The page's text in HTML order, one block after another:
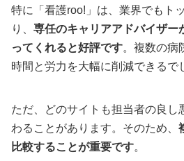
特に「看護roo!」は、業界でもト
り、 専任のキャリアアドバイザー
ってくれると好評です。複数の病
時間と労力を大幅に削減できるで
ただ、どのサイトも担当者の良し
わることがあります。そのため、
比較することが重要です。